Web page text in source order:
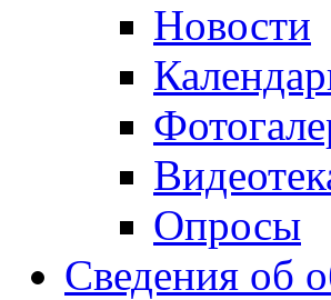
Новости
Опросы
Сведения об